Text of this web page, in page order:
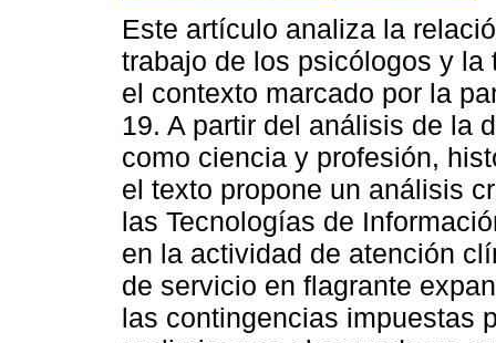
Este artículo analiza la
trabajo de los psicólogos y la
el contexto marcado por la
19. A partir del análisis de la
como ciencia y profesión,
el texto propone un análisis
las Tecnologías de
en la actividad de atención
de servicio en flagrante
las contingencias impuestas